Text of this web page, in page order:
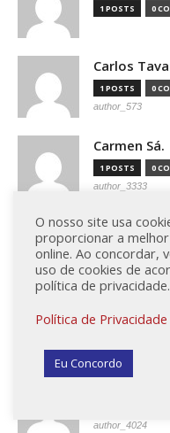
1 POSTS 0
Carlos
1 POSTS 0
author_573
Carmen Sá.
1 POSTS 0
author_3333
Carmen
0
author_4617
0 POSTS 0
author_4024
O nosso site usa
proporcionar a
online. Ao concordar,
uso de cookies de
política de privacidade.
Política de Privacidade
Eu Concordo